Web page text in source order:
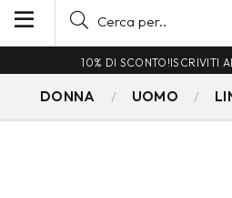
10% DI SCONTO!ISCRIVITI
DONNA UOMO